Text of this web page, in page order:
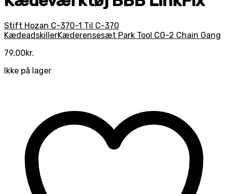
Stift Hozan C-370-1 Til C-370
KædeadskillerKæderensesæt Park Tool CG-2 Chain Gang
79,00kr.
Ikke på lager